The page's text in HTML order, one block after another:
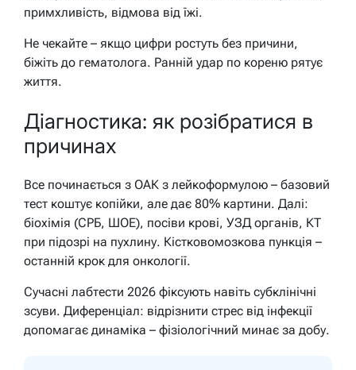
примхливість, відмова від їжі.
Не чекайте – якщо цифри ростуть без причини,
біжіть до гематолога. Ранній удар по кореню рятує
життя.
Діагностика: як розібратися в
причинах
Все починається з ОАК з лейкоформулою – базовий
тест коштує копійки, але дає 80% картини. Далі:
біохімія (СРБ, ШОЕ), посіви крові, УЗД органів, КТ
при підозрі на пухлину. Кістковомозкова пункція –
останній крок для онкології.
Сучасні лабтести 2026 фіксують навіть субклінічні
зсуви. Диференціал: відрізнити стрес від інфекції
допомагає динаміка – фізіологічний минає за добу.